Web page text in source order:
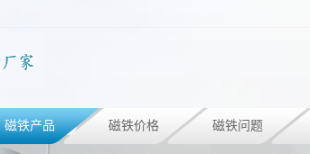
磁铁产品 磁铁价格 磁铁问题